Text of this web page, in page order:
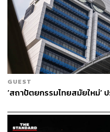
GUEST
‘สถาปัตยกรรมไทยสมัยใหม่’